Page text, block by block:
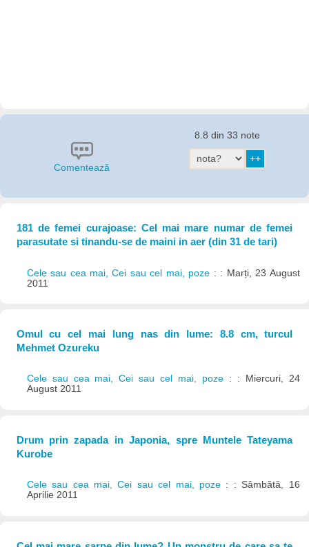
Comentează
8.8 din 33 note
181 de femei curajoase: Cel mai mare numar de femei
parasutate si tinandu-se de maini in aer (din 31 de tari)
Cele sau cea mai, Cei sau cel mai, poze : : Marți, 23 August
2011
Omul cu cel mai lung nas din lume: 8.8 cm, turcul
Mehmet Ozureku
Cele sau cea mai, Cei sau cel mai, poze : : Miercuri, 24
August 2011
Drum prin zapada in Japonia, spre Muntele Tateyama
Kurobe
Cele sau cea mai, Cei sau cel mai, poze : : Sâmbătă, 16
Aprilie 2011